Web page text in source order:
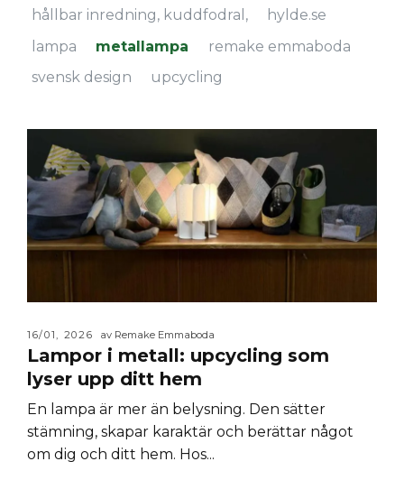
hållbar inredning, kuddfodral,
hylde.se
lampa
metallampa
remake emmaboda
svensk design
upcycling
16/01, 2026 av Remake Emmaboda
Lampor i metall: upcycling som
lyser upp ditt hem
En lampa är mer än belysning. Den sätter
stämning, skapar karaktär och berättar något
om dig och ditt hem. Hos...